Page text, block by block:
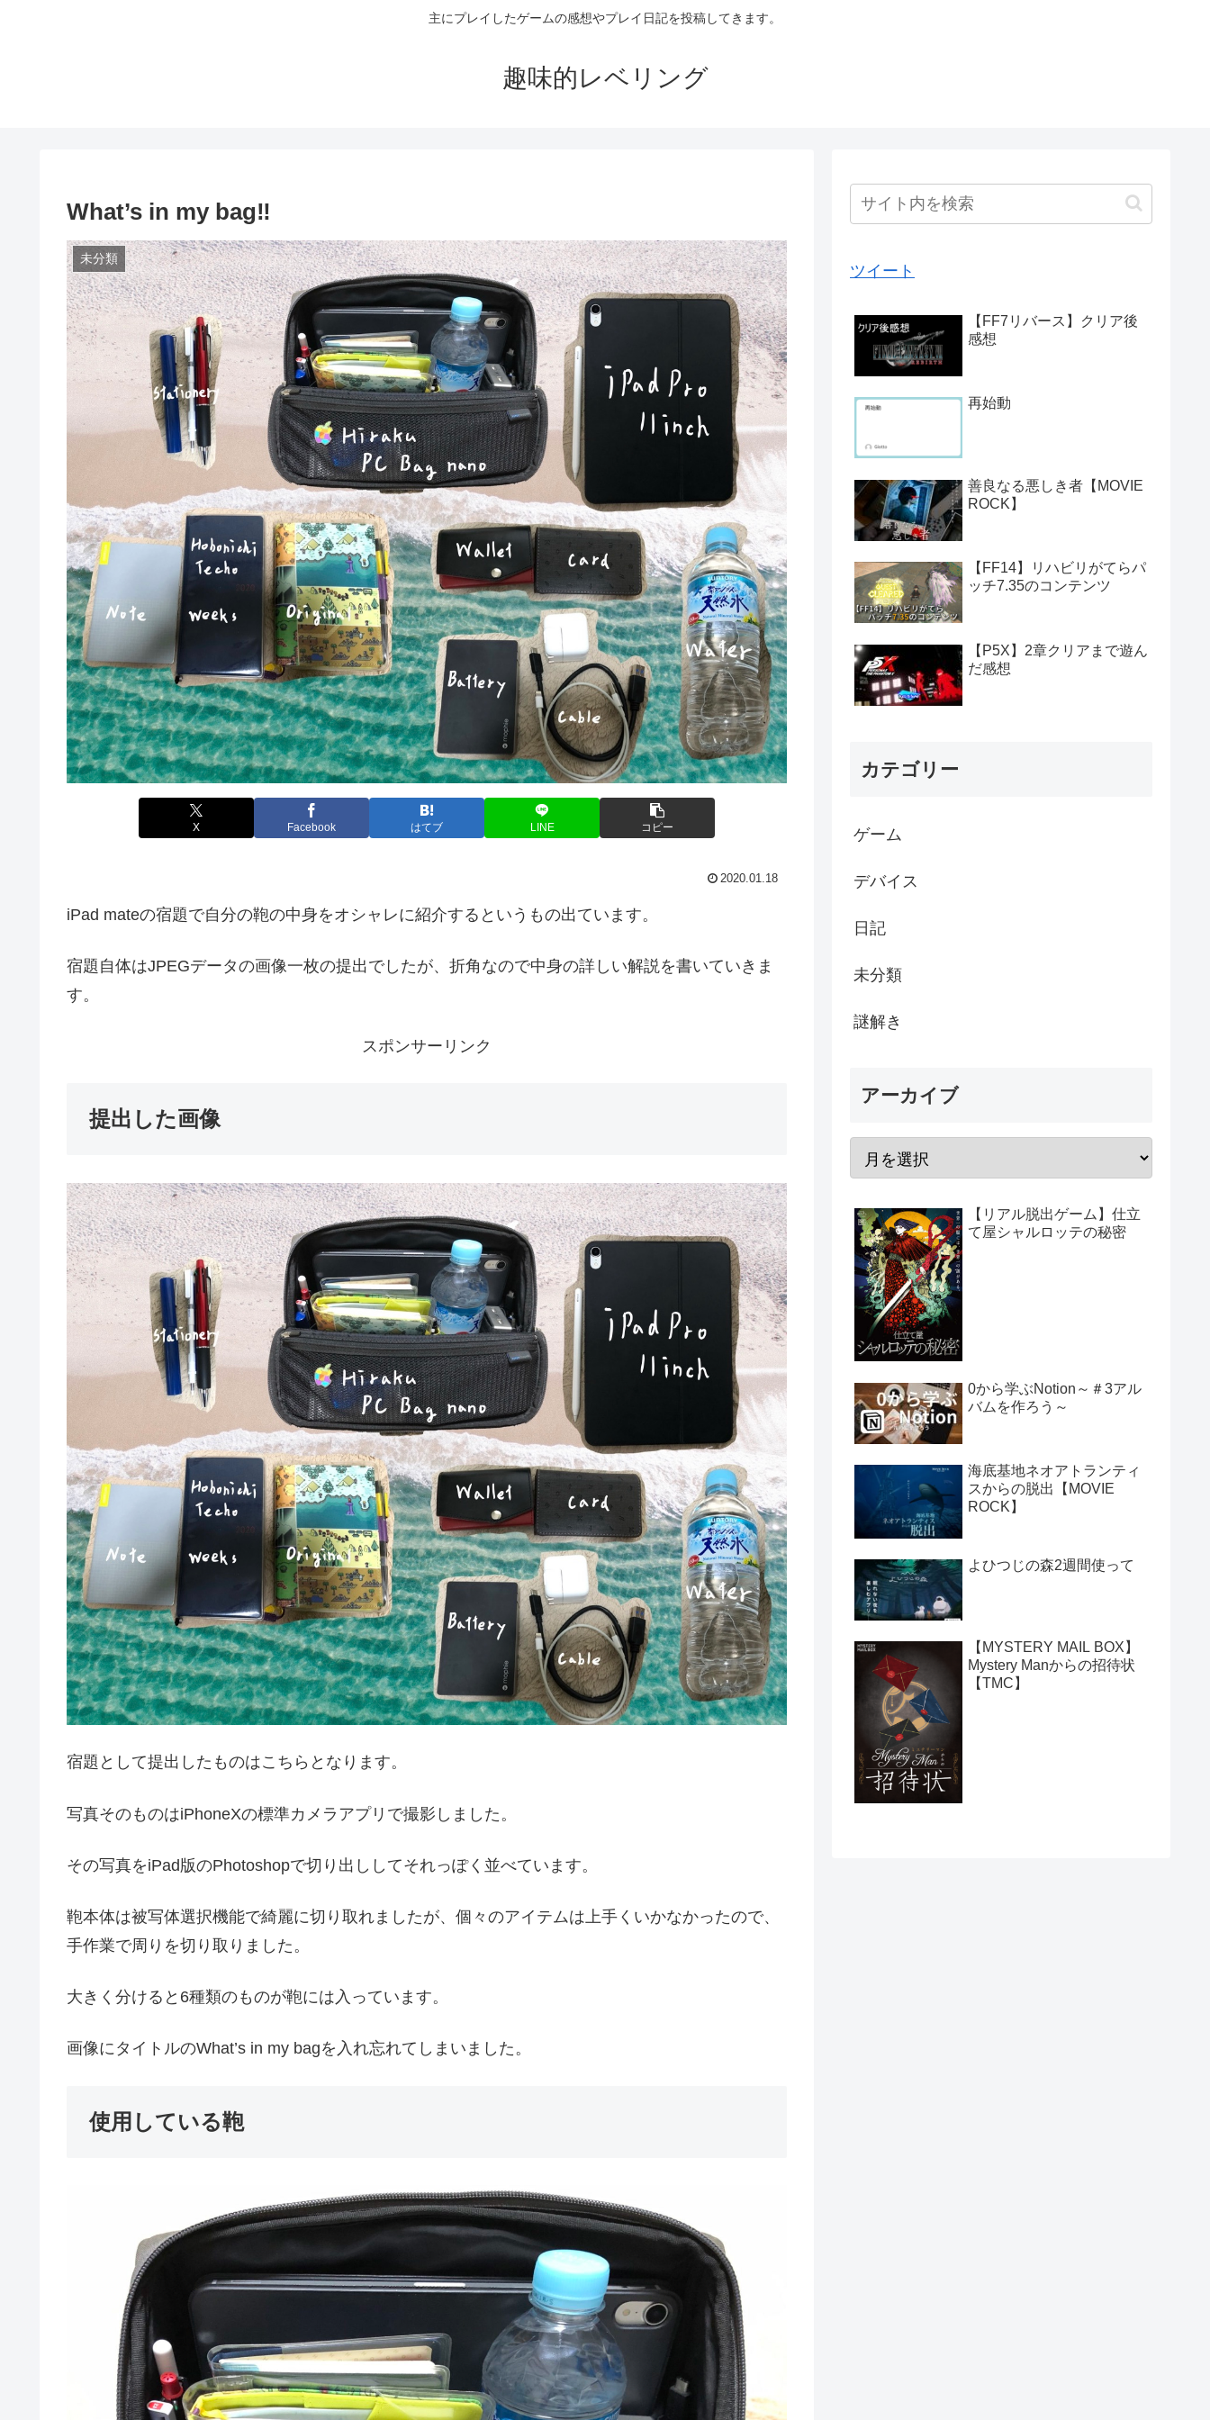
主にプレイしたゲームの感想やプレイ日記を投稿してきます。
趣味的レベリング
What’s in my bag‼︎
未分類
X Facebook はてブ LINE コピー
2020.01.18
iPad mateの宿題で自分の鞄の中身をオシャレに紹介するというもの出ています。
宿題自体はJPEGデータの画像一枚の提出でしたが、折角なので中身の詳しい解説を書いていきま
す。
スポンサーリンク
提出した画像
宿題として提出したものはこちらとなります。
写真そのものはiPhoneXの標準カメラアプリで撮影しました。
その写真をiPad版のPhotoshopで切り出ししてそれっぽく並べています。
鞄本体は被写体選択機能で綺麗に切り取れましたが、個々のアイテムは上手くいかなかったので、
手作業で周りを切り取りました。
大きく分けると6種類のものが鞄には入っています。
画像にタイトルのWhat’s in my bagを入れ忘れてしまいました。
使用している鞄
ツイート
【FF7リバース】クリア後
感想
再始動
善良なる悪しき者【MOVIE
ROCK】
【FF14】リハビリがてらパ
ッチ7.35のコンテンツ
【P5X】2章クリアまで遊ん
だ感想
カテゴリー
ゲーム
デバイス
日記
未分類
謎解き
アーカイブ
【リアル脱出ゲーム】仕立
て屋シャルロッテの秘密
0から学ぶNotion～＃3アル
バムを作ろう～
海底基地ネオアトランティ
スからの脱出【MOVIE
ROCK】
よひつじの森2週間使って
【MYSTERY MAIL BOX】
Mystery Manからの招待状
【TMC】